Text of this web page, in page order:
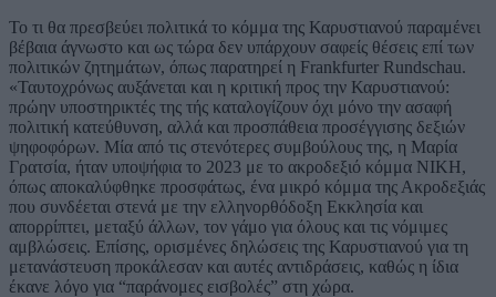
Το τι θα πρεσβεύει πολιτικά το κόμμα της Καρυστιανού παραμένει
βέβαια άγνωστο και ως τώρα δεν υπάρχουν σαφείς θέσεις επί των
πολιτικών ζητημάτων, όπως παρατηρεί η Frankfurter Rundschau.
«Ταυτοχρόνως αυξάνεται και η κριτική προς την Καρυστιανού:
πρώην υποστηρικτές της τής καταλογίζουν όχι μόνο την ασαφή
πολιτική κατεύθυνση, αλλά και προσπάθεια προσέγγισης δεξιών
ψηφοφόρων. Μία από τις στενότερες συμβούλους της, η Μαρία
Γρατσία, ήταν υποψήφια το 2023 με το ακροδεξιό κόμμα ΝΙΚΗ,
όπως αποκαλύφθηκε προσφάτως, ένα μικρό κόμμα της Ακροδεξιάς
που συνδέεται στενά με την ελληνορθόδοξη Εκκλησία και
απορρίπτει, μεταξύ άλλων, τον γάμο για όλους και τις νόμιμες
αμβλώσεις. Επίσης, ορισμένες δηλώσεις της Καρυστιανού για τη
μετανάστευση προκάλεσαν και αυτές αντιδράσεις, καθώς η ίδια
έκανε λόγο για “παράνομες εισβολές” στη χώρα.